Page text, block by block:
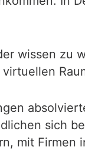
wissen zu
sich
mit